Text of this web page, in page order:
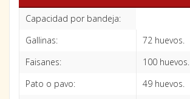
Capacidad por bandeja:
Gallinas:
72 huevos.
Faisanes:
100 huevos.
Pato o pavo:
49 huevos.